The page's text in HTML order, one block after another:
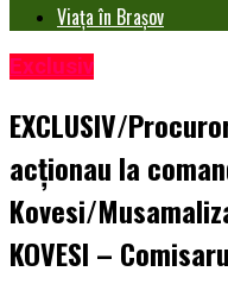
Viața în Brașov
Exclusiv
EXCLUSIV/
acţionau la
Kovesi/
KOVESI –